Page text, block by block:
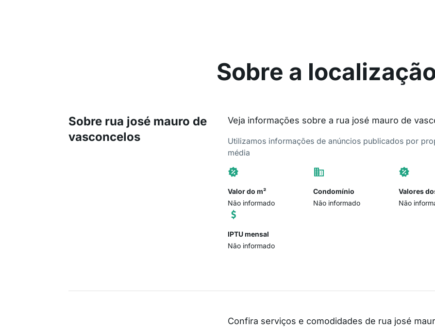
Sobre a
Sobre rua josé mauro de
vasconcelos
Veja informações sobre a rua josé mauro de
Utilizamos informações de anúncios publicados por
média
Valor do m²
Não informado
Condomínio
Não informado
Valores
Não
IPTU mensal
Não informado
Confira serviços e comodidades de rua josé